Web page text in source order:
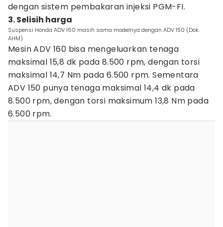
dengan sistem pembakaran injeksi PGM-FI.
3. Selisih harga
Suspensi Honda ADV 160 masih sama modelnya dengan ADV 150 (Dok.
AHM)
Mesin ADV 160 bisa mengeluarkan tenaga
maksimal 15,8 dk pada 8.500 rpm, dengan torsi
maksimal 14,7 Nm pada 6.500 rpm. Sementara
ADV 150 punya tenaga maksimal 14,4 dk pada
8.500 rpm, dengan torsi maksimum 13,8 Nm pada
6.500 rpm.